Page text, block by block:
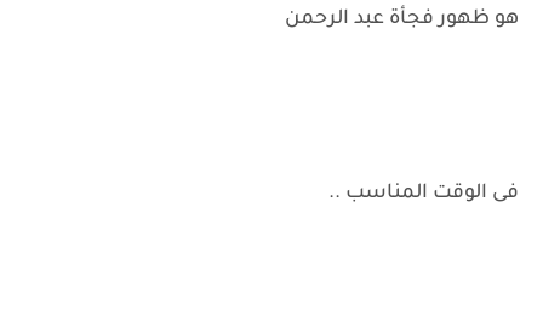
هو ظهور فجأة عبد الرحمن
فى الوقت المناسب ..